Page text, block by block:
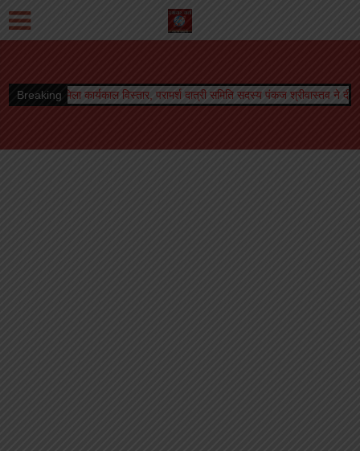
Breaking
मिला कार्यकाल विस्तार, परामर्श दात्री समिति सदस्य पंकज श्रीवास्तव ने दी शुभकामनायें